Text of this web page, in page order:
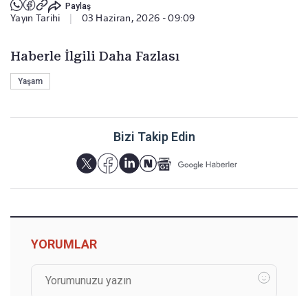
Paylaş
Yayın Tarihi 03 Haziran, 2026 - 09:09
Haberle İlgili Daha Fazlası
Yaşam
Bizi Takip Edin
YORUMLAR